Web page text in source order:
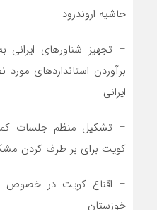
حاشیه اروندرود
– تجهیز شناورهای ایرانی
برآوردن استانداردهای
ایرانی
– تشکیل منظم جلسات
کویت برای بر طرف کردن
– اقناع کویت در خصوص
خوزستان